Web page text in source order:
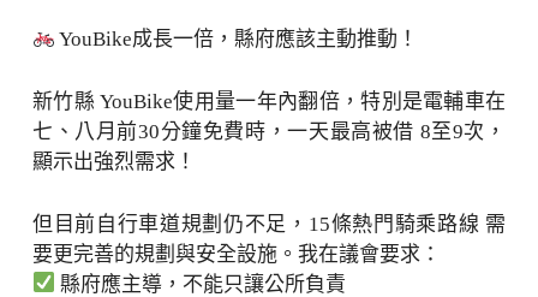
YouBike成長一倍，縣府應該主動推動！
新竹縣 YouBike使用量一年內翻倍，特別是電輔車在
七、八月前30分鐘免費時，一天最高被借 8至9次，
顯示出強烈需求！
但目前自行車道規劃仍不足，15條熱門騎乘路線 需
要更完善的規劃與安全設施。我在議會要求：
縣府應主導，不能只讓公所負責